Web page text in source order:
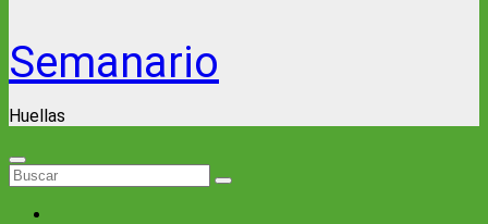
Semanario
Huellas